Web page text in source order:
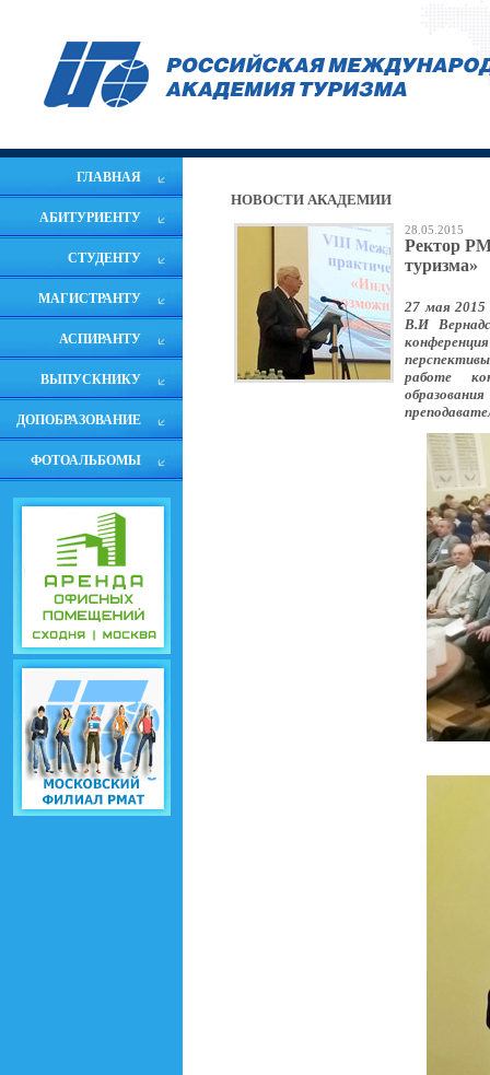
ГЛАВНАЯ
АБИТУРИЕНТУ
СТУДЕНТУ
МАГИСТРАНТУ
АСПИРАНТУ
ВЫПУСКНИКУ
ДОПОБРАЗОВАНИЕ
ФОТОАЛЬБОМЫ
НОВОСТИ АКАДЕМИИ
28.05.2015
Ректор
туризма»
27 мая 2015
В.И
работе